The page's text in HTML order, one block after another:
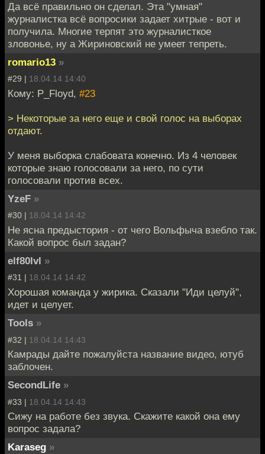
Да всё правильно он сделал. Эта "умная"
журналистка всё вопросики задает хитрые - вот и
получила. Многие терпят это журналисткое
зловонье, ну а Жириновский не умеет тепреть.
romario13 »
#29 | 18.04.14 14:40
Кому: P_Floyd, #23
> Некоторые за него еще и свой голос на выборах
отдают.
У меня выборка слабовата конечно. Из 4 человек
которые знаю голосовали за него, по сути
голосовали против всех.
YzeF »
#30 | 18.04.14 14:42
Не ясна предыстория - от чего Вольфыча взебло так.
Какой вопрос был задан?
elf80lvl »
#31 | 18.04.14 14:42
Хорошая команда у жирика. Сказали "Иди целуй",
идет и целует.
Tools »
#32 | 18.04.14 14:43
Камрады дайте пожалуйста название видео, ютуб
заблочен.
SecondLife »
#33 | 18.04.14 14:43
Сижу на работе без звука. Скажите какой она ему
вопрос задала?
Karaseg »